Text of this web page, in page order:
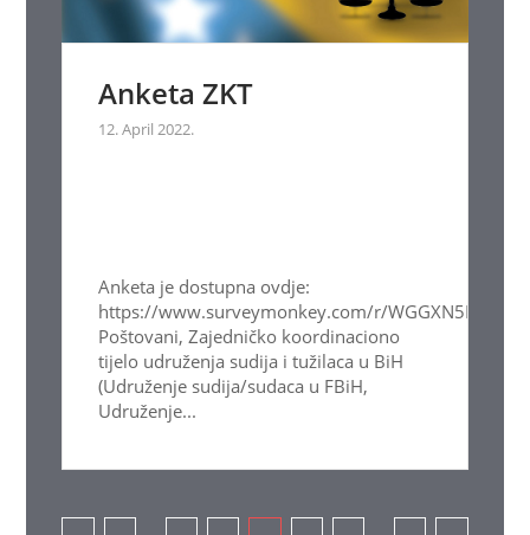
Anketa ZKT
12. April 2022.
Anketa je dostupna ovdje:
https://www.surveymonkey.com/r/WGGXN5N
Poštovani, Zajedničko koordinaciono
tijelo udruženja sudija i tužilaca u BiH
(Udruženje sudija/sudaca u FBiH,
Udruženje...